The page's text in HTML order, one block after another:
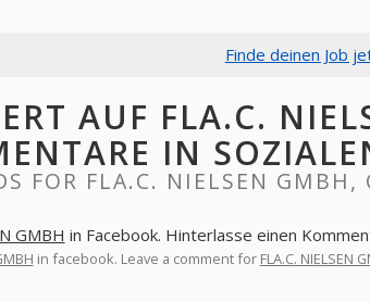
Finde deinen Job
AUF FLA.C.
IN
FOR FLA.C. NIELSEN
GMBH in Facebook. Hinterlasse einen
in facebook. Leave a comment for FLA.C. NIELSEN